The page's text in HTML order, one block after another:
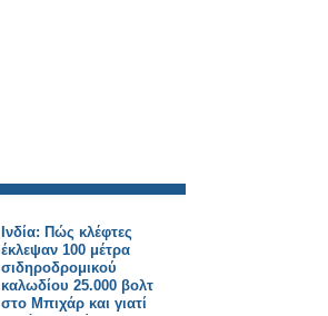
Ινδία: Πώς κλέφτες
έκλεψαν 100 μέτρα
σιδηροδρομικού
καλωδίου 25.000 βολτ
στο Μπιχάρ και γιατί